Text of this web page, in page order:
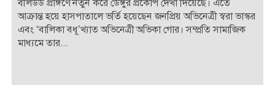
আক্রান্ত হয়ে হাসপাতালে ভর্তি হয়েছেন জনপ্রিয় অভিনেত্রী স্বরা ভাস্কর
এবং ‘বালিকা বধূ’খ্যাত অভিনেত্রী অভিকা গোর। সম্প্রতি সামাজিক
মাধ্যমে তার...